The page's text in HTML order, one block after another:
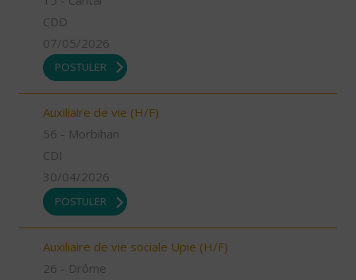
CDD
07/05/2026
POSTULER
Auxiliaire de vie (H/F)
56 - Morbihan
CDI
30/04/2026
POSTULER
Auxiliaire de vie sociale Upie (H/F)
26 - Drôme